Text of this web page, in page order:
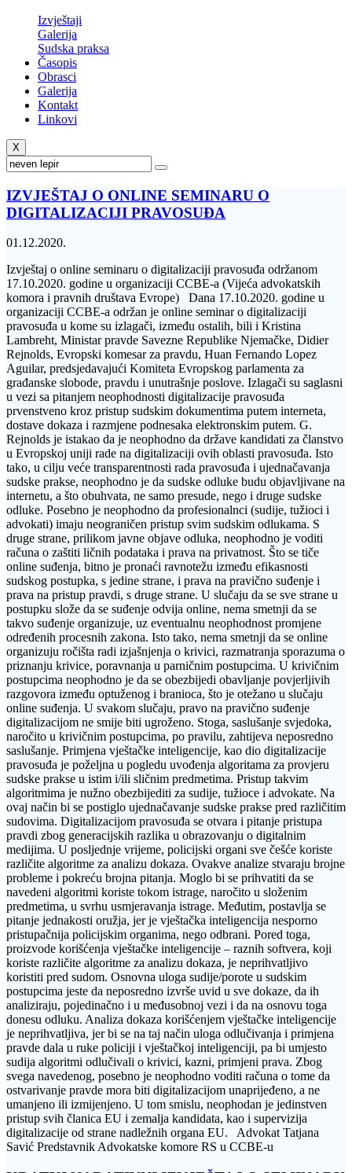
Izvještaji
Galerija
Sudska praksa
Časopis
Obrasci
Galerija
Kontakt
Linkovi
X
IZVJEŠTAJ O ONLINE SEMINARU O
DIGITALIZACIJI PRAVOSUĐA
01.12.2020.
Izvještaj o online seminaru o digitalizaciji pravosuđa održanom
17.10.2020. godine u organizaciji CCBE-a (Vijeća advokatskih
komora i pravnih društava Evrope) Dana 17.10.2020. godine u
organizaciji CCBE-a održan je online seminar o digitalizaciji
pravosuđa u kome su izlagači, između ostalih, bili i Kristina
Lambreht, Ministar pravde Savezne Republike Njemačke, Didier
Rejnolds, Evropski komesar za pravdu, Huan Fernando Lopez
Aguilar, predsjedavajući Komiteta Evropskog parlamenta za
građanske slobode, pravdu i unutrašnje poslove. Izlagači su saglasni
u vezi sa pitanjem neophodnosti digitalizacije pravosuđa
prvenstveno kroz pristup sudskim dokumentima putem interneta,
dostave dokaza i razmjene podnesaka elektronskim putem. G.
Rejnolds je istakao da je neophodno da države kandidati za članstvo
u Evropskoj uniji rade na digitalizaciji ovih oblasti pravosuđa. Isto
tako, u cilju veće transparentnosti rada pravosuđa i ujednačavanja
sudske prakse, neophodno je da sudske odluke budu objavljivane na
internetu, a što obuhvata, ne samo presude, nego i druge sudske
odluke. Posebno je neophodno da profesionalnci (sudije, tužioci i
advokati) imaju neograničen pristup svim sudskim odlukama. S
druge strane, prilikom javne objave odluka, neophodno je voditi
računa o zaštiti ličnih podataka i prava na privatnost. Što se tiče
online suđenja, bitno je pronaći ravnotežu između efikasnosti
sudskog postupka, s jedine strane, i prava na pravično suđenje i
prava na pristup pravdi, s druge strane. U slučaju da se sve strane u
postupku slože da se suđenje odvija online, nema smetnji da se
takvo suđenje organizuje, uz eventualnu neophodnost promjene
određenih procesnih zakona. Isto tako, nema smetnji da se online
organizuju ročišta radi izjašnjenja o krivici, razmatranja sporazuma o
priznanju krivice, poravnanja u parničnim postupcima. U krivičnim
postupcima neophodno je da se obezbijedi obavljanje povjerljivih
razgovora između optuženog i branioca, što je otežano u slučaju
online suđenja. U svakom slučaju, pravo na pravično suđenje
digitalizacijom ne smije biti ugroženo. Stoga, saslušanje svjedoka,
naročito u krivičnim postupcima, po pravilu, zahtijeva neposredno
saslušanje. Primjena vještačke inteligencije, kao dio digitalizacije
pravosuđa je poželjna u pogledu uvođenja algoritama za provjeru
sudske prakse u istim i/ili sličnim predmetima. Pristup takvim
algoritmima je nužno obezbijediti za sudije, tužioce i advokate. Na
ovaj način bi se postiglo ujednačavanje sudske prakse pred različitim
sudovima. Digitalizacijom pravosuđa se otvara i pitanje pristupa
pravdi zbog generacijskih razlika u obrazovanju o digitalnim
medijima. U posljednje vrijeme, policijski organi sve češće koriste
različite algoritme za analizu dokaza. Ovakve analize stvaraju brojne
probleme i pokreću brojna pitanja. Moglo bi se prihvatiti da se
navedeni algoritmi koriste tokom istrage, naročito u složenim
predmetima, u svrhu usmjeravanja istrage. Međutim, postavlja se
pitanje jednakosti oružja, jer je vještačka inteligencija nesporno
pristupačnija policijskim organima, nego odbrani. Pored toga,
proizvode korišćenja vještačke inteligencije – raznih softvera, koji
koriste različite algoritme za analizu dokaza, je neprihvatljivo
koristiti pred sudom. Osnovna uloga sudije/porote u sudskim
postupcima jeste da neposredno izvrše uvid u sve dokaze, da ih
analiziraju, pojedinačno i u međusobnoj vezi i da na osnovu toga
donesu odluku. Analiza dokaza korišćenjem vještačke inteligencije
je neprihvatljiva, jer bi se na taj način uloga odlučivanja i primjena
pravde dala u ruke policiji i vještačkoj inteligenciji, pa bi umjesto
sudija algoritmi odlučivali o krivici, kazni, primjeni prava. Zbog
svega navedenog, posebno je neophodno voditi računa o tome da
ostvarivanje pravde mora biti digitalizacijom unaprijeđeno, a ne
umanjeno ili izmijenjeno. U tom smislu, neophodan je jedinstven
pristup svih članica EU i zemalja kandidata, kao i supervizija
digitalizacije od strane nadležnih organa EU. Advokat Tatjana
Savić Predstavnik Advokatske komore RS u CCBE-u